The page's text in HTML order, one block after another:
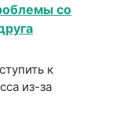
со
к
из-за